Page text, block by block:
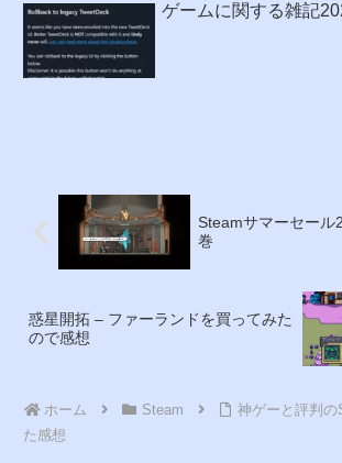
ゲームに関する雑記
Steamサマーセー
巻
惑星開拓 – ファーランドを買ってみた
ので感想
ホーム Steam
神ゲーと評判の
た感想